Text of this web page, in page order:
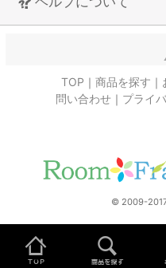
TOP 商品を探す
問い合わせ
プライ
© 2009-